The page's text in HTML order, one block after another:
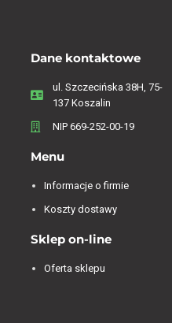
Dane kontaktowe
ul. Szczecińska 38H, 75-
137 Koszalin
NIP 669-252-00-19
Menu
Informacje o firmie
Koszty dostawy
Sklep on-line
Oferta sklepu